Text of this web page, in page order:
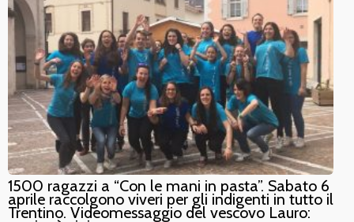
1500 ragazzi a “Con le mani in pasta”. Sabato 6
aprile raccolgono viveri per gli indigenti in tutto il
Trentino. Videomessaggio del vescovo Lauro: